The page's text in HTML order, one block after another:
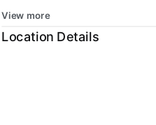
View more
Location Details